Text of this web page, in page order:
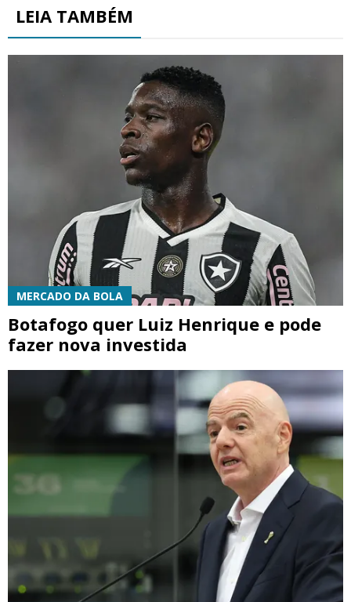
LEIA TAMBÉM
MERCADO DA BOLA
Botafogo quer Luiz Henrique e pode
fazer nova investida